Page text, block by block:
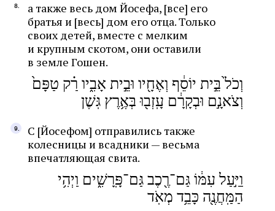
а также весь дом Йосефа, [все] его
братья и [весь] дом его отца. Только
своих детей, вместе с мелким
и крупным скотом, они оставили
в земле Гошен.
וְכֹל֙ בֵּ֣ית יוֹסֵ֔ף וְאֶחָ֖יו וּבֵ֣ית אָבִ֑יו רַ֗ק טַפָּם֙
וְצֹאנָ֣ם וּבְקָרָ֔ם עָֽזְב֖וּ בְּאֶ֥רֶץ גּֽשֶׁן
С [Йосефом] отправились также
колесницы и всадники — весьма
впечатляющая свита.
וַיַּ֣עַל עִמּ֔וֹ גַּם־רֶ֖כֶב גַּם־פָּֽרָשִׁ֑ים וַיְהִ֥י
הַמַּֽחֲנֶ֖ה כָּבֵ֥ד מְאֹֽד